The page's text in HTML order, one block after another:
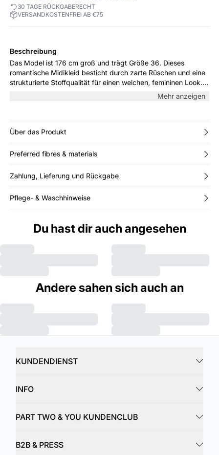
30 TAGE RÜCKGABERECHT
VERSANDKOSTENFREI AB €75
Beschreibung
Das Model ist 176 cm groß und trägt Größe 36. Dieses
romantische Midikleid besticht durch zarte Rüschen und eine
strukturierte Stoffqualität für einen weichen, femininen Look.
Die lockere Passform und luftige Silhouette machen es perfekt
für warme Tage, während das Bindeband am Ausschnitt einen
einen mühelosen Sommerstil.
Mehr anzeigen
Über das Produkt
Preferred fibres & materials
Zahlung, Lieferung und Rückgabe
Pflege- & Waschhinweise
Du hast dir auch angesehen
Andere sahen sich auch an
KUNDENDIENST
INFO
PART TWO & YOU KUNDENCLUB
B2B & PRESS